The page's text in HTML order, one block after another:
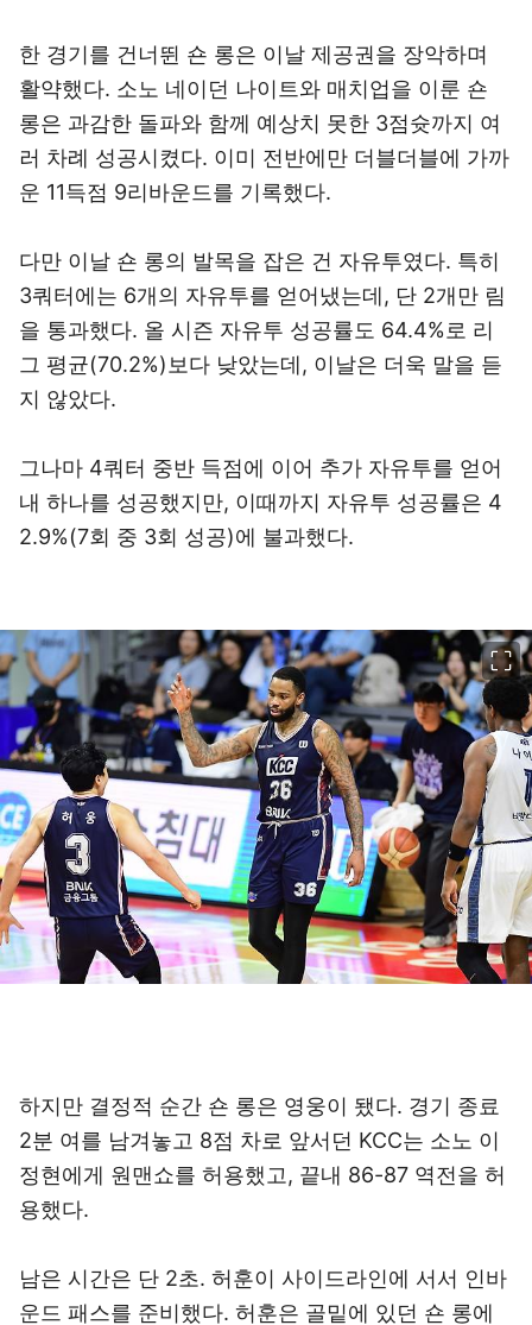
한 경기를 건너뛴 숀 롱은 이날 제공권을 장악하며
활약했다. 소노 네이던 나이트와 매치업을 이룬 숀
롱은 과감한 돌파와 함께 예상치 못한 3점슛까지 여
러 차례 성공시켰다. 이미 전반에만 더블더블에 가까
운 11득점 9리바운드를 기록했다.
다만 이날 숀 롱의 발목을 잡은 건 자유투였다. 특히
3쿼터에는 6개의 자유투를 얻어냈는데, 단 2개만 림
을 통과했다. 올 시즌 자유투 성공률도 64.4%로 리
그 평균(70.2%)보다 낮았는데, 이날은 더욱 말을 듣
지 않았다.
그나마 4쿼터 중반 득점에 이어 추가 자유투를 얻어
내 하나를 성공했지만, 이때까지 자유투 성공률은 4
2.9%(7회 중 3회 성공)에 불과했다.
하지만 결정적 순간 숀 롱은 영웅이 됐다. 경기 종료
2분 여를 남겨놓고 8점 차로 앞서던 KCC는 소노 이
정현에게 원맨쇼를 허용했고, 끝내 86-87 역전을 허
용했다.
남은 시간은 단 2초. 허훈이 사이드라인에 서서 인바
운드 패스를 준비했다. 허훈은 골밑에 있던 숀 롱에